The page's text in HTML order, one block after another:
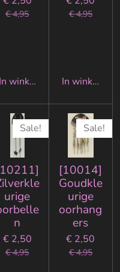
€ 4,95
In winkelwagen
€ 4,95
In
Sale!
urige
n
€ 2,50
€ 4,95
Sale!
[10014]
Goudkle
urige
oorhang
ers
€ 2,50
€ 4,95